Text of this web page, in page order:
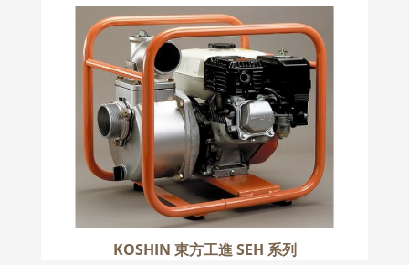
KOSHIN 東方工進 SEH 系列
KOSHIN 東方工進 SEH 系列
更多